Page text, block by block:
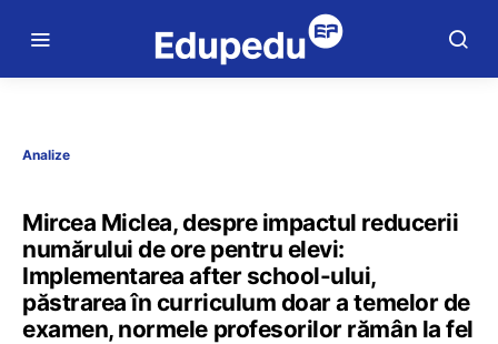
Analize
Mircea Miclea, despre impactul reducerii
numărului de ore pentru elevi:
Implementarea after school-ului,
păstrarea în curriculum doar a temelor de
examen, normele profesorilor rămân la fel